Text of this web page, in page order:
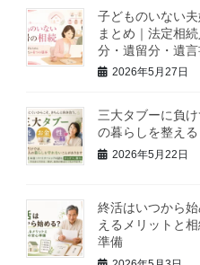
子どものいない
まとめ｜法定相
分・遺留分・遺
2026年5月27日
三大タブーに負
の暮らしを整える
2026年5月22日
終活はいつから
えるメリットと
準備